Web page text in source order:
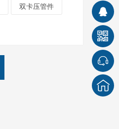
双卡压管件